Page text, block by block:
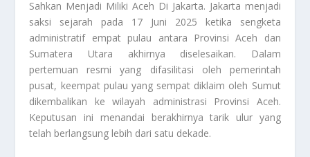
Sahkan Menjadi Miliki Aceh Di Jakarta. Jakarta menjadi
saksi sejarah pada 17 Juni 2025 ketika sengketa
administratif empat pulau antara Provinsi Aceh dan
Sumatera Utara akhirnya diselesaikan. Dalam
pertemuan resmi yang difasilitasi oleh pemerintah
pusat, keempat pulau yang sempat diklaim oleh Sumut
dikembalikan ke wilayah administrasi Provinsi Aceh.
Keputusan ini menandai berakhirnya tarik ulur yang
telah berlangsung lebih dari satu dekade.